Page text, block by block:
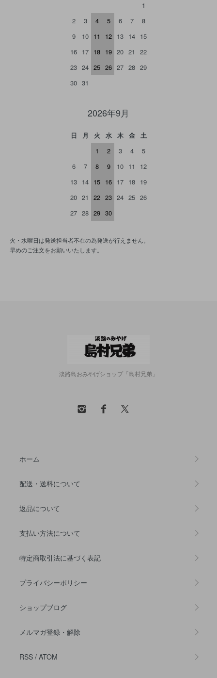
1
2
3 4 5 6 7
8
9
10 11 12 13 14 15
16 17 18 19 20 21
22
23 24 25 26 27 28 29
30 31
2026年9月
日 月 火 水 木 金
土
1
2 3 4
5
6
7 8 9 10 11
12
13 14 15 16 17 18 19
20 21 22 23 24 25 26
27 28 29 30
火・水曜日は発送担当者不在の為発送が行えません。
早めのご注文をお願いいたします。
淡路島おみやげショップ「島村兄弟」
ホーム
配送・送料について
返品について
支払い方法について
特定商取引法に基づく表記
プライバシーポリシー
ショップブログ
メルマガ登録・解除
RSS / ATOM